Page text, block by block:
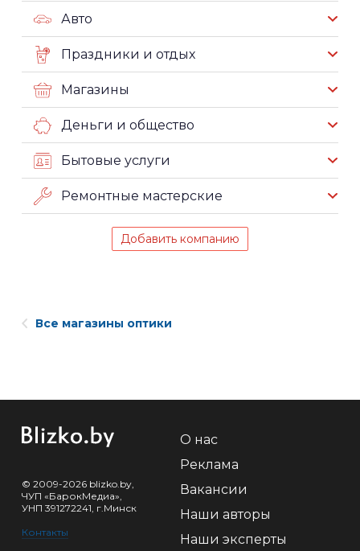
Авто
Праздники и отдых
Магазины
Деньги и общество
Бытовые услуги
Ремонтные мастерские
Добавить компанию
Все магазины оптики
© 2009-2026 blizko.by,
ЧУП «БарокМедиа»,
УНП 391272241, г.Минск
Контакты
О нас
Реклама
Вакансии
Наши авторы
Наши эксперты